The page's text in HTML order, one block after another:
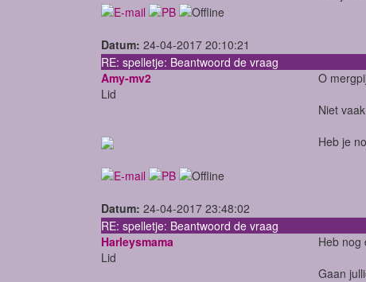
Datum: 24-04-2017 20:10:21
RE: spelletje: Beantwoord de vraag
Amy-mv2
Lid
O
Niet
Heb je
Datum: 24-04-2017 23:48:02
RE: spelletje: Beantwoord de vraag
Harleysmama
Lid
Heb nog
Gaan